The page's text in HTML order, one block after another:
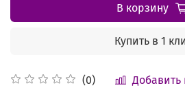
(0) Добавить
В корзину
Купить в 1